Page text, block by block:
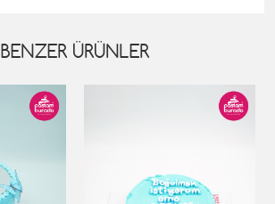
BENZER ÜRÜNLER